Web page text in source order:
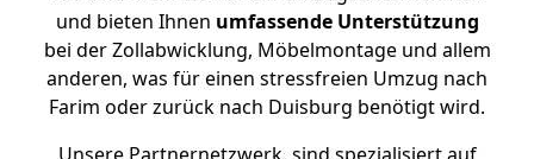
und bieten Ihnen umfassende Unterstützung
bei der Zollabwicklung, Möbelmontage und allem
anderen, was für einen stressfreien Umzug nach
Farim oder zurück nach Duisburg benötigt wird.